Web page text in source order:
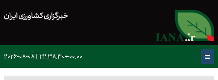
خبرگزاری کشاورزی ایران
2026-08-08T22:38:30+00:00